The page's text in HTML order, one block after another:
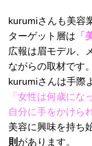
kurumiさんも美容
ターゲット層は 「
広報は眉モデル、
ながらの取材です。
kurumiさんは手際
「女性は何歳にな
自分に手をかけら
美容に興味を持ち
則があります。